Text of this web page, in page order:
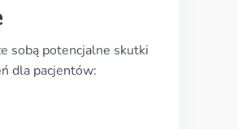
sobą potencjalne skutki
dla pacjentów: